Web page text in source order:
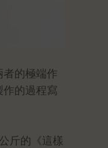
的極端作
的過程寫
斤的《這樣